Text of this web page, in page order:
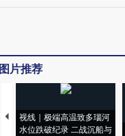
图片推荐
视线｜极端高温致多瑙河
水位跌破纪录 二战沉船与